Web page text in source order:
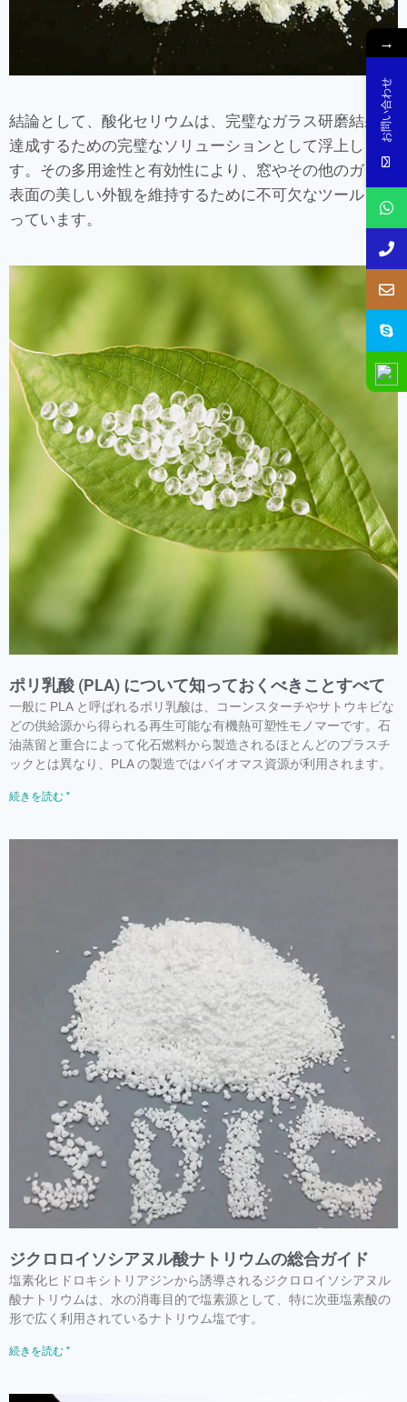
結論として、酸化セリウムは、完璧なガラス研磨結果を
達成するための完璧なソリューションとして浮上しま
す。その多用途性と有効性により、窓やその他のガラス
表面の美しい外観を維持するために不可欠なツールとな
っています。
ポリ乳酸 (PLA) について知っておくべきことすべて
一般に PLA と呼ばれるポリ乳酸は、コーンスターチやサトウキビな
どの供給源から得られる再生可能な有機熱可塑性モノマーです。石
油蒸留と重合によって化石燃料から製造されるほとんどのプラスチ
ックとは異なり、PLA の製造ではバイオマス資源が利用されます。
続きを読む "
ジクロロイソシアヌル酸ナトリウムの総合ガイド
塩素化ヒドロキシトリアジンから誘導されるジクロロイソシアヌル
酸ナトリウムは、水の消毒目的で塩素源として、特に次亜塩素酸の
形で広く利用されているナトリウム塩です。
続きを読む "
→
お問い合わせ